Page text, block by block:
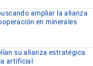
ampliar la alianza
en minerales
su alianza estratégica
artificial